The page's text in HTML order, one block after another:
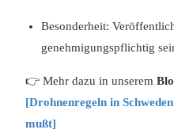
Besonderheit:
genehmigungspflichtig
👉 Mehr dazu in unserem
[Drohnenregeln in
mußt]